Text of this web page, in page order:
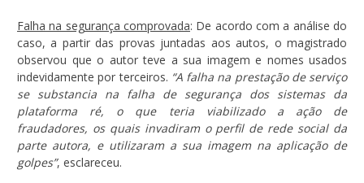
Falha na segurança comprovada: De acordo com a análise do
caso, a partir das provas juntadas aos autos, o magistrado
observou que o autor teve a sua imagem e nomes usados
indevidamente por terceiros. “A falha na prestação de serviço
se substancia na falha de segurança dos sistemas da
plataforma ré, o que teria viabilizado a ação de
fraudadores, os quais invadiram o perfil de rede social da
parte autora, e utilizaram a sua imagem na aplicação de
golpes”, esclareceu.